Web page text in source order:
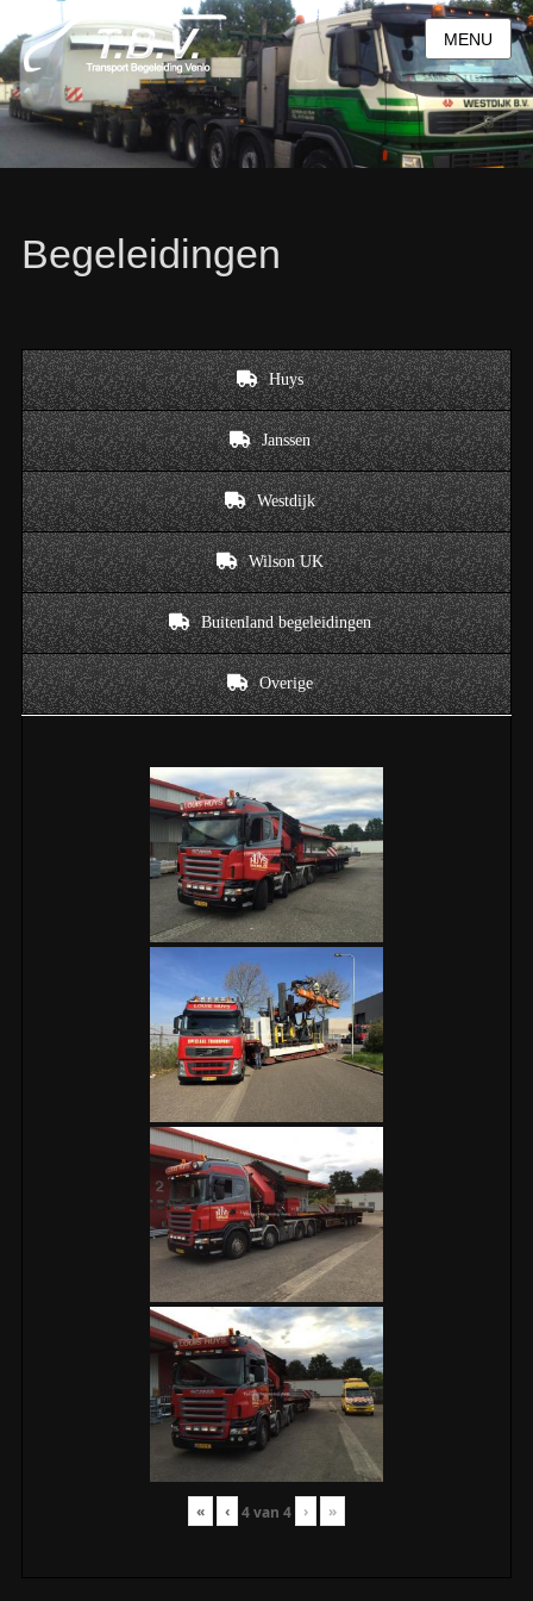
MENU
Begeleidingen
Huys
Janssen
Westdijk
Wilson UK
Buitenland begeleidingen
Overige
« ‹ 4van 4 › »